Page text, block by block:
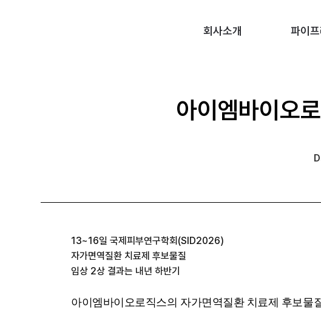
회사소개 파이
아이엠바이오
13~16일 국제피부연구학회(SID2026)
자가면역질환 치료제 후보물질
임상 2상 결과는 내년 하반기
아이엠바이오로직스의 자가면역질환 치료제 후보물